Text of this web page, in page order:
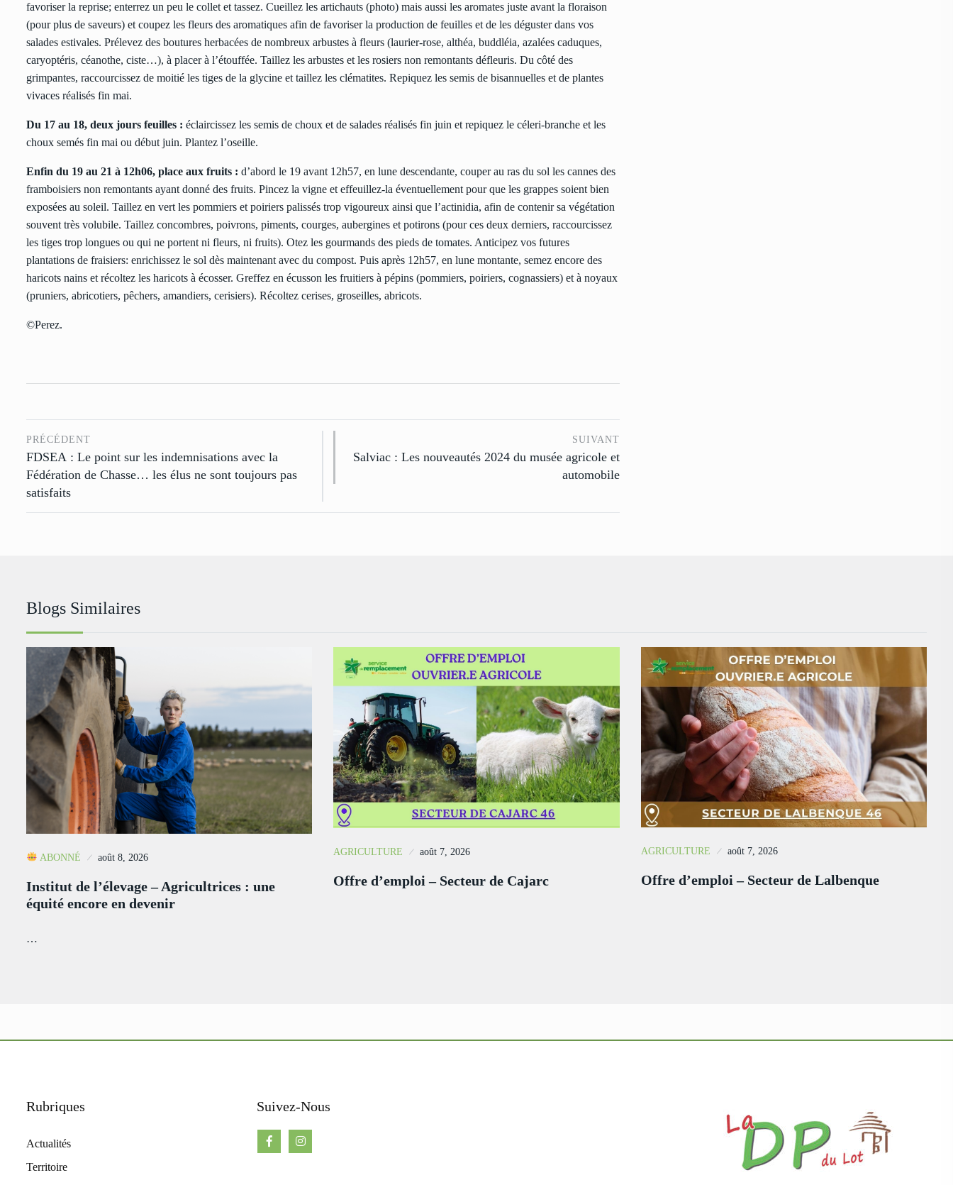
favoriser la reprise; enterrez un peu le collet et tassez. Cueillez les artichauts (photo) mais aussi les aromates juste avant la floraison
(pour plus de saveurs) et coupez les fleurs des aromatiques afin de favoriser la production de feuilles et de les déguster dans vos
salades estivales. Prélevez des boutures herbacées de nombreux arbustes à fleurs (laurier-rose, althéa, buddléia, azalées caduques,
caryoptéris, céanothe, ciste…), à placer à l’étouffée. Taillez les arbustes et les rosiers non remontants défleuris. Du côté des
grimpantes, raccourcissez de moitié les tiges de la glycine et taillez les clématites. Repiquez les semis de bisannuelles et de plantes
vivaces réalisés fin mai.
Du 17 au 18, deux jours feuilles : éclaircissez les semis de choux et de salades réalisés fin juin et repiquez le céleri-branche et les
choux semés fin mai ou début juin. Plantez l’oseille.
Enfin du 19 au 21 à 12h06, place aux fruits : d’abord le 19 avant 12h57, en lune descendante, couper au ras du sol les cannes des
framboisiers non remontants ayant donné des fruits. Pincez la vigne et effeuillez-la éventuellement pour que les grappes soient bien
exposées au soleil. Taillez en vert les pommiers et poiriers palissés trop vigoureux ainsi que l’actinidia, afin de contenir sa végétation
souvent très volubile. Taillez concombres, poivrons, piments, courges, aubergines et potirons (pour ces deux derniers, raccourcissez
les tiges trop longues ou qui ne portent ni fleurs, ni fruits). Otez les gourmands des pieds de tomates. Anticipez vos futures
plantations de fraisiers: enrichissez le sol dès maintenant avec du compost. Puis après 12h57, en lune montante, semez encore des
haricots nains et récoltez les haricots à écosser. Greffez en écusson les fruitiers à pépins (pommiers, poiriers, cognassiers) et à noyaux
(pruniers, abricotiers, pêchers, amandiers, cerisiers). Récoltez cerises, groseilles, abricots.
©Perez.
PRÉCÉDENT
FDSEA : Le point sur les indemnisations avec la
Fédération de Chasse… les élus ne sont toujours pas
satisfaits
SUIVANT
Salviac : Les nouveautés 2024 du musée agricole et
automobile
Blogs Similaires
ABONNÉ août 8, 2026
Institut de l’élevage – Agricultrices : une
équité encore en devenir
…
AGRICULTURE août 7, 2026
Offre d’emploi – Secteur de Cajarc
AGRICULTURE août 7, 2026
Offre d’emploi – Secteur de Lalbenque
Rubriques
Actualités
Territoire
Suivez-Nous